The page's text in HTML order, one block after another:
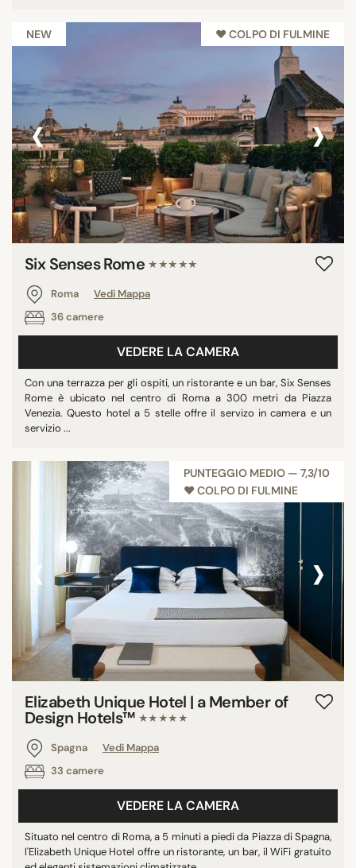
NEW ♥︎ COLPO DI FULMINE
‹ ›
Six Senses Rome ★★★★★
Roma
Vedi Mappa
36 camere
VEDERE LA CAMERA
Con una terrazza per gli ospiti, un ristorante e un bar, Six Senses
Rome è ubicato nel centro di Roma a 300 metri da Piazza
Venezia. Questo hotel a 5 stelle offre il servizo in camera e un
servizio ...
PUNTEGGIO MEDIO — 7,3/10
♥︎ COLPO DI FULMINE
‹ ›
Elizabeth Unique Hotel | a Member of
Design Hotels™ ★★★★★
Spagna
Vedi Mappa
33 camere
VEDERE LA CAMERA
Situato nel centro di Roma, a 5 minuti a piedi da Piazza di Spagna,
l'Elizabeth Unique Hotel offre un ristorante, un bar, il WiFi gratuito